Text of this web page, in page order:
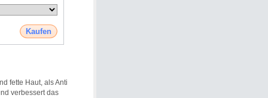
Kaufen
fette Haut, als Anti
verbessert das